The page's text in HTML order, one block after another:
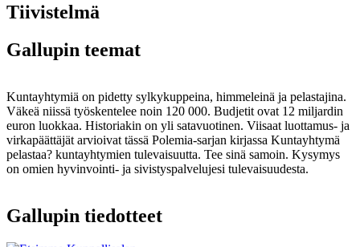
Tiivistelmä
Gallupin teemat
Kuntayhtymiä on pidetty sylkykuppeina, himmeleinä ja pelastajina.
Väkeä niissä työskentelee noin 120 000. Budjetit ovat 12 miljardin
euron luokkaa. Historiakin on yli satavuotinen. Viisaat luottamus- ja
virkapäättäjät arvioivat tässä Polemia-sarjan kirjassa Kuntayhtymä
pelastaa? kuntayhtymien tulevaisuutta. Tee sinä samoin. Kysymys
on omien hyvinvointi- ja sivistyspalvelujesi tulevaisuudesta.
Gallupin tiedotteet